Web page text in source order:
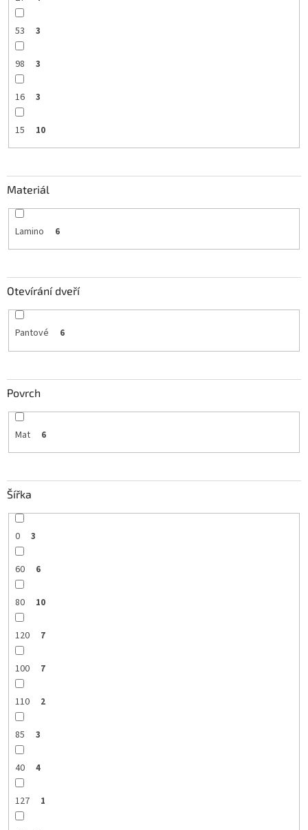
53 3
98 3
16 3
15 10
Materiál
Lamino 6
Otevírání dveří
Pantové 6
Povrch
Mat 6
Šířka
0 3
60 6
80 10
120 7
100 7
110 2
85 3
40 4
127 1